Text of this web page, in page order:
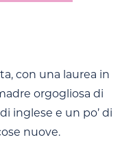
con una laurea in
orgogliosa di
inglese e un po’ di
nuove.